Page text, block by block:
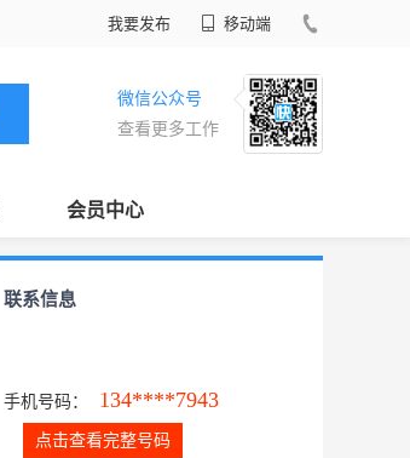
我要发布 移动端
微信公众号
查看更多工作
会员中心
联系信息
手机号码： 134****7943
点击查看完整号码